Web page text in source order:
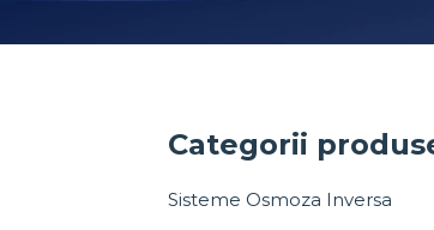
Categorii
Sisteme Osmoza Inversa